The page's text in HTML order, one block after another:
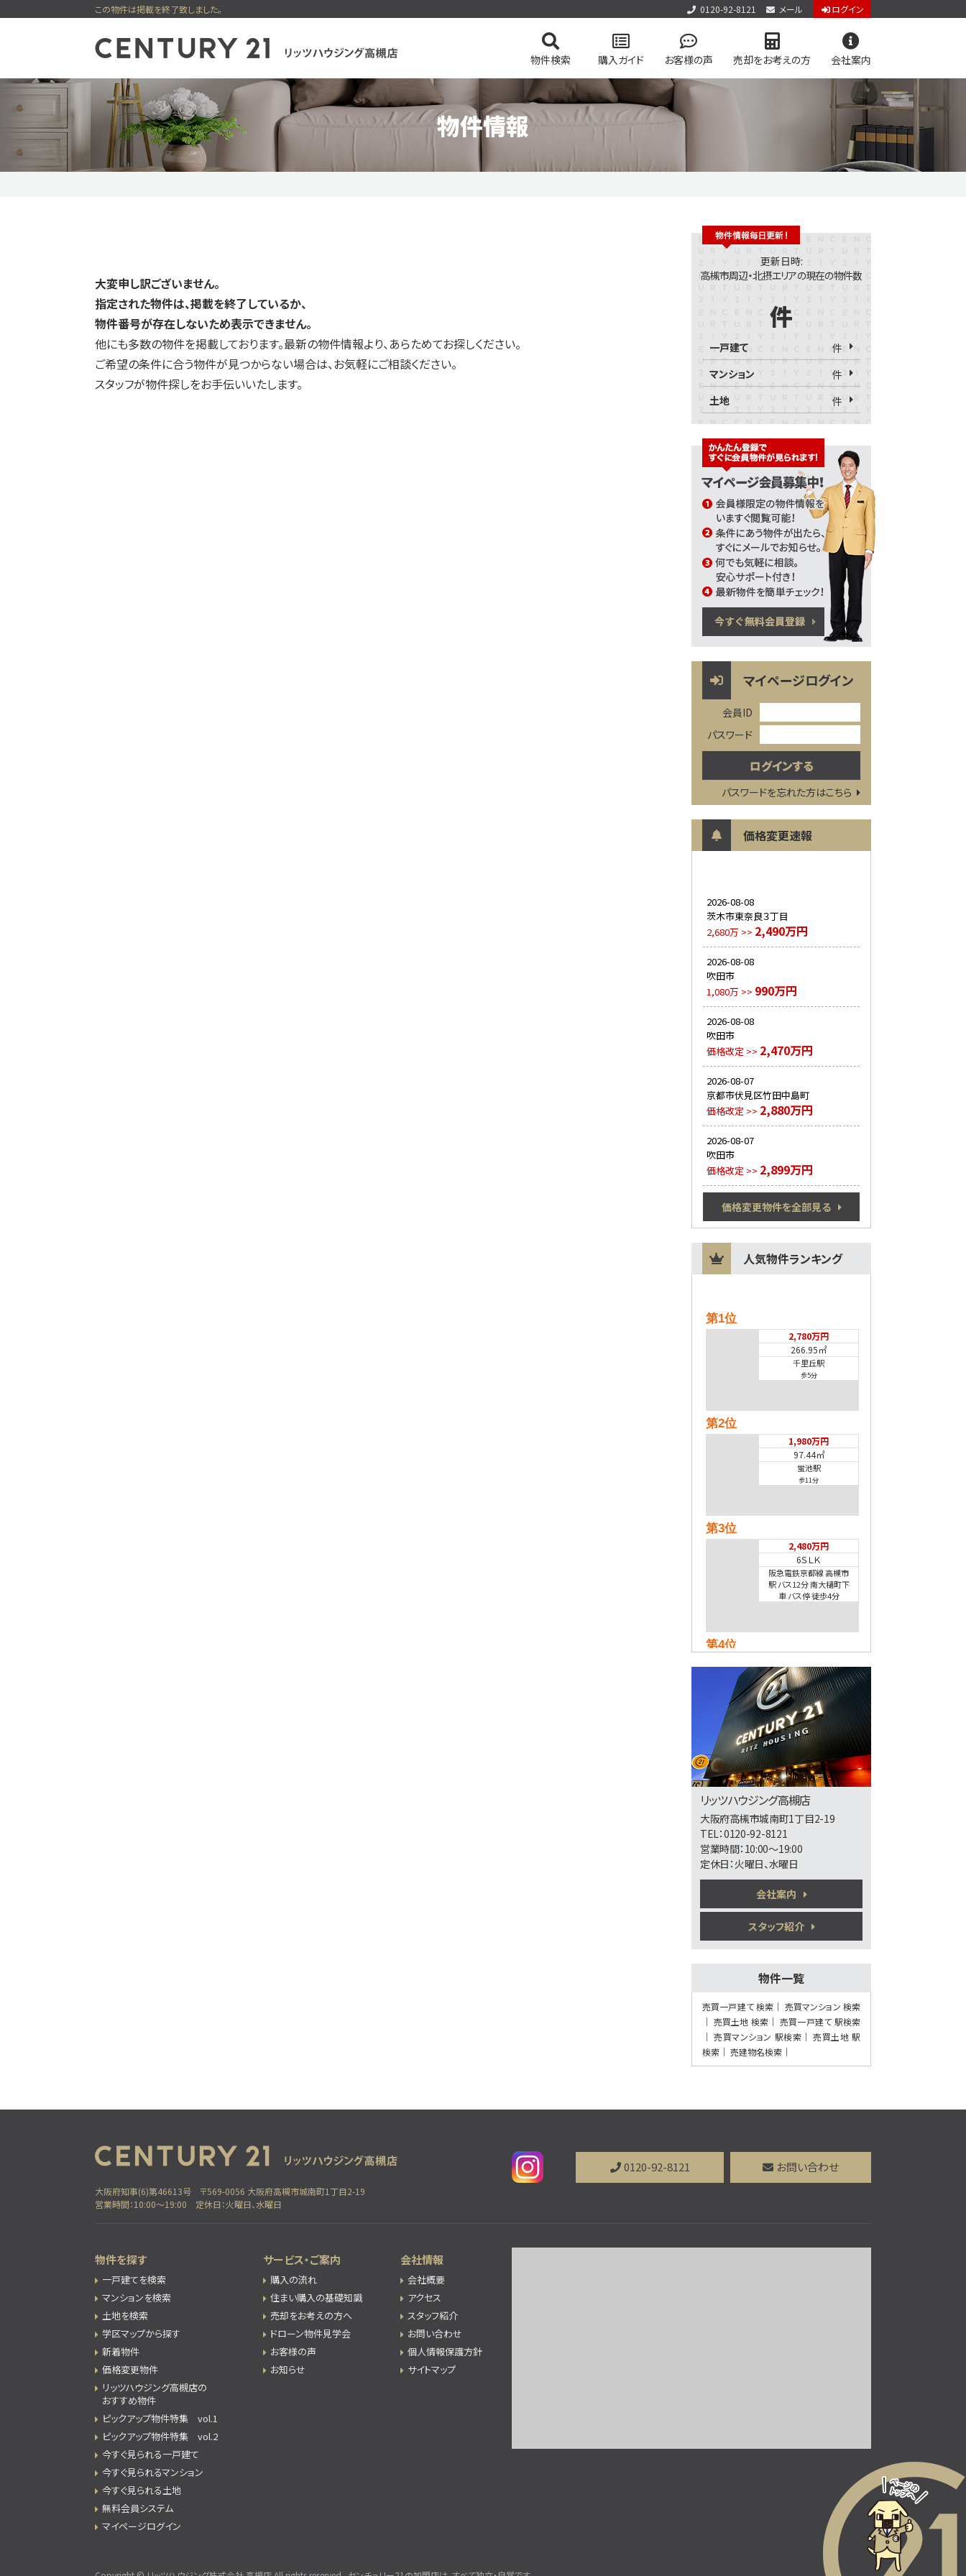
この物件は掲載を終了致しました。 0120-92-8121 メール ログイン
物件検索
ピックアップ物件特集 vol.1
今すぐ見られる土地
購入ガイド お客様の声 売却をお考えの方 会社案内
センチュリー21
物件情報
大変申し訳ございません。
指定された物件は、掲載を終了しているか、
物件番号が存在しないため表示できません。
他にも多数の物件を掲載しております。最新の物件情報より、あらためてお探しください。
ご希望の条件に合う物件が見つからない場合は、お気軽にご相談ください。
スタッフが物件探しをお手伝いいたします。
更新日時:
高槻市周辺・北摂エリアの現在の物件数
件
一戸建て
件
マンション
件
土地
件
マイページログイン
会員ID
パスワード
パスワードを忘れた方はこちら
価格変更速報
2026-08-08
茨木市東奈良３丁目
2,680万 >> 2,490万円
2026-08-08
吹田市
1,080万 >> 990万円
2026-08-08
吹田市
価格改定 >> 2,470万円
2026-08-07
京都市伏見区竹田中島町
価格改定 >> 2,880万円
2026-08-07
吹田市
価格改定 >> 2,899万円
価格変更物件を全部見る
人気物件ランキング
第1位
2,780万円
266.95㎡
千里丘駅
歩5分
第2位
1,980万円
97.44㎡
蛍池駅
歩11分
第3位
2,480万円
6ＳＬＫ
阪急電鉄京都線 高槻市
駅 バス12分 南大樋町下
車 バス停 徒歩4分
第4位
3ＬＤＫ
東海道本線 京都駅 バス8
分 二中前下車 バス停 徒
歩5分
第5位
2,380万円
3ＬＤＫ
東海道本線 摂津富田駅
バス27分 今城塚古墳前下
車 バス停 徒歩1分
第6位
3,998万円
4ＬＤＫ
東海道本線 吹田駅 バス
18分 吹田第二中学校前
第7位
3,188万円
4ＬＤＫ
茨木駅
駅 バス12分 芝生住宅東
口下車 バス停 徒歩3分
4ＬＤＫ
リッツハウジング高槻店
大阪府高槻市城南町1丁目2-19
TEL：0120-92-8121
営業時間：10:00～19:00
定休日：火曜日、水曜日
会社案内
スタッフ紹介
物件一覧
売買一戸建て 検索
売買マンション 検索
売買土地 検索
売買一戸建て 駅検索
売買マンション 駅検索
売買土地 駅
検索
売建物名検索
0120-92-8121 お問い合わせ
大阪府知事(6)第46613号
〒569-0056 大阪府高槻市城南町1丁目2-19
営業時間：10:00～19:00
定休日：火曜日、水曜日
物件を探す
一戸建てを検索
マンションを検索
土地を検索
学区マップから探す
新着物件
価格変更物件
リッツハウジング高槻店の
おすすめ物件
ピックアップ物件特集 vol.1
ピックアップ物件特集 vol.2
今すぐ見られる一戸建て
今すぐ見られるマンション
今すぐ見られる土地
無料会員システム
マイページログイン
サービス・ご案内
購入の流れ
住まい購入の基礎知識
売却をお考えの方へ
ドローン物件見学会
お客様の声
お知らせ
会社情報
会社概要
アクセス
スタッフ紹介
お問い合わせ
個人情報保護方針
サイトマップ